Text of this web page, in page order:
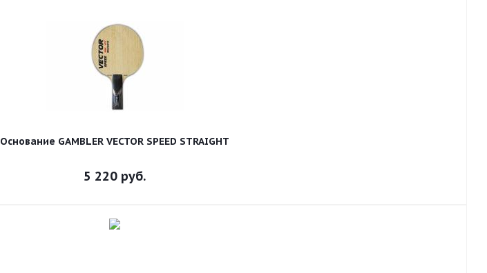
Основание GAMBLER VECTOR SPEED STRAIGHT
5 220 руб.